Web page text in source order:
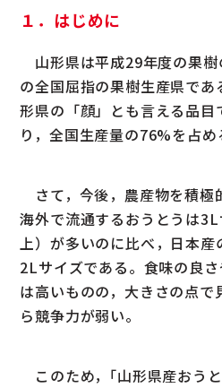
１．はじめに
山形県は平成29年度の果
の全国屈指の果樹生産県で
形県の「顔」とも言える品
り，全国生産量の76%を占め
さて，今後，農産物を積極
海外で流通するおうとうは
上）が多いのに比べ，日本産
2Lサイズである。食味の良
は高いものの，大きさの点
ら競争力が弱い。
このため，｢山形県産おう